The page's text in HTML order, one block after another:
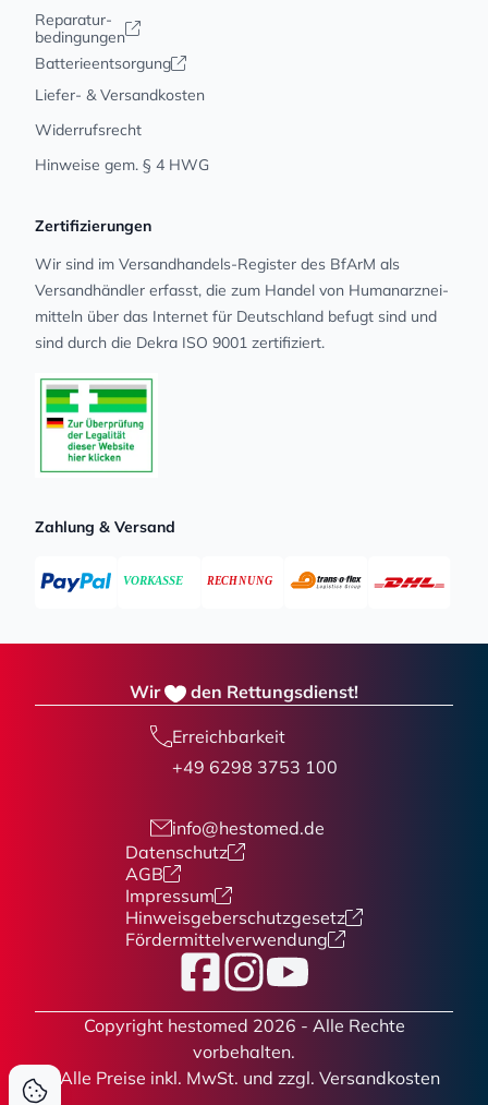
Reparatur-
bedingungen
Batterieentsorgung
Liefer- & Versandkosten
Widerrufsrecht
Hinweise gem. § 4 HWG
Zertifizierungen
Wir sind im Versandhandels-Register des BfArM als
Versandhändler erfasst, die zum Handel von Human­arz­nei­
mit­teln über das Internet für Deutschland befugt sind und
sind durch die Dekra ISO 9001 zertifiziert.
Zahlung & Versand
Wir den Rettungsdienst!
Erreichbarkeit
+49 6298 3753 100
info@hestomed.de
Datenschutz
AGB
Impressum
Hinweisgeberschutzgesetz
Fördermittelverwendung
FacebookInstagram
YouTube
Copyright hestomed 2026 - Alle Rechte
vorbehalten.
* Alle Preise inkl. MwSt. und zzgl. Versandkosten